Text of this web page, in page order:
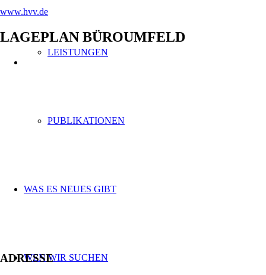
LEISTUNGEN
PUBLIKATIONEN
WAS ES NEUES GIBT
WEN WIR SUCHEN
www.hvv.de
LAGEPLAN BÜROUMFELD
ADRESSE